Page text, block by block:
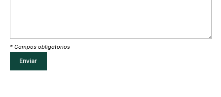
* Campos obligatorios